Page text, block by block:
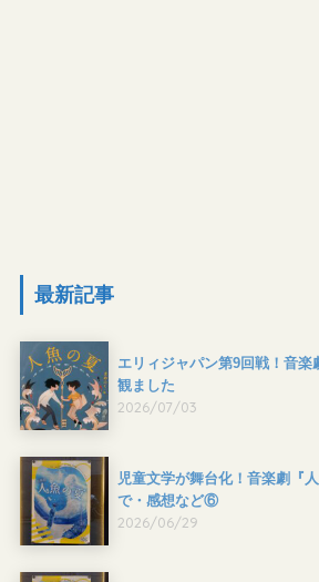
最新記事
エリィジャパン第9回戦！音
観ました
2026/07/03
児童文学が舞台化！音楽劇『
で・感想など⑥
2026/06/29